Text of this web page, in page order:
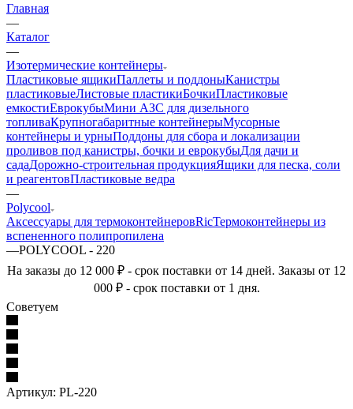
Главная
—
Каталог
—
Изотермические контейнеры
Пластиковые ящикиПаллеты и поддоныКанистры
пластиковыеЛистовые пластикиБочкиПластиковые
емкостиЕврокубыМини АЗС для дизельного
топливаКрупногабаритные контейнерыМусорные
контейнеры и урныПоддоны для сбора и локализации
проливов под канистры, бочки и еврокубыДля дачи и
садаДорожно-строительная продукцияЯщики для песка, соли
и реагентовПластиковые ведра
—
Polycool
Аксессуары для термоконтейнеровRicТермоконтейнеры из
вспененного полипропилена
—POLYCOOL - 220
На заказы до 12 000 ₽ - срок поставки от 14 дней. Заказы от 12
000 ₽ - срок поставки от 1 дня.
Советуем
Артикул: PL-220